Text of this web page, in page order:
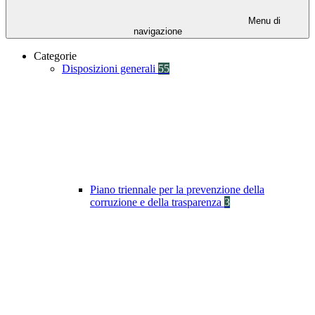
Menu di
navigazione
Categorie
Disposizioni generali 55
Piano triennale per la prevenzione della
corruzione e della trasparenza 3